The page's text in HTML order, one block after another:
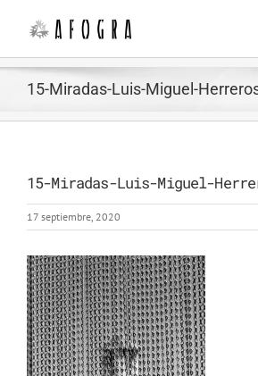
contenido
15-Miradas-Luis-Miguel-
15-Miradas-Luis-Miguel-
17 septiembre, 2020